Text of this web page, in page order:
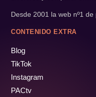
Desde 2001 la web nº1 de
CONTENIDO EXTRA
Blog
TikTok
Instagram
PACtv